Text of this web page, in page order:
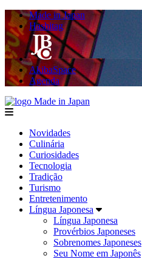
Made in Japan
Hashitag
AkibaSpace
Agenda
menu
Novidades
Culinária
Curiosidades
Tecnologia
Tradição
Turismo
Entretenimento
Língua Japonesa
Língua Japonesa
Provérbios Japoneses
Sobrenomes Japoneses
Seu Nome em Japonês